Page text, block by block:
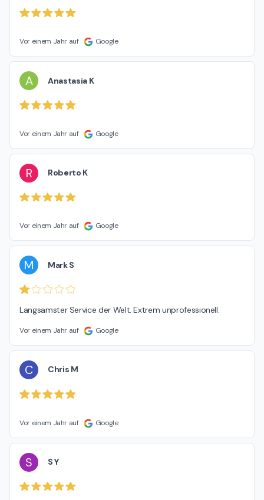
Vor einem Jahr auf Google
A Anastasia K
Vor einem Jahr auf Google
R Roberto K
Vor einem Jahr auf Google
M Mark S
Langsamster Service der Welt. Extrem unprofessionell.
Vor einem Jahr auf Google
C Chris M
Vor einem Jahr auf Google
S S Y